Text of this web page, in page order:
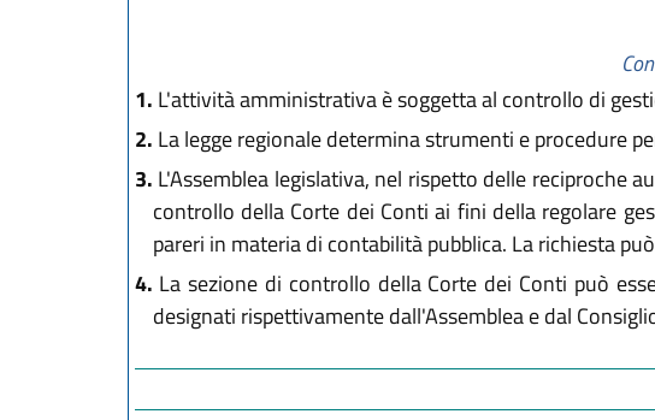
1. L'attività amministrativa è soggetta al controllo di
2. La legge regionale determina strumenti e procedure
3. L'Assemblea legislativa, nel rispetto delle reciproche
controllo della Corte dei Conti ai fini della regolare
pareri in materia di contabilità pubblica. La richiesta
4. La sezione di controllo della Corte dei Conti può
designati rispettivamente dall'Assemblea e dal